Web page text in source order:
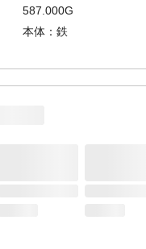
587.000G
本体：鉄